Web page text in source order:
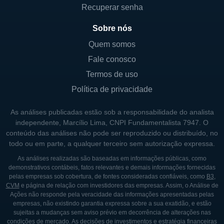
Waterfront no Arizona. A Macerich não
apenas se concentra na ocupação de seus
shoppings, mas também se dedica à
necessidades mutáveis dos consumidores e
tendências de mercado atuais.
A MACERICH HOJE
A Macerich se posiciona como uma das
líderes no setor de shoppings, tendo uma
estratégia que envolve tanto a aquisição de
novos ativos quanto o desenvolvimento de
propriedades existentes. A empresa
frequentemente busca inovações na forma
Recuperar senha
Sobre nós
Quem somos
Fale conosco
Termos de uso
Política de privacidade
As análises publicadas estão sob a responsabilidade do analista
independente, Marcílio Lima, CNPI Fundamentalista 7947. O
conteúdo das análises não pode ser reproduzido ou distribuído, no
todo ou em parte, a qualquer terceiro sem autorização expressa.
As análises realizadas são baseadas em informações públicas, como
demonstrativos contábeis, fatos relevantes e demais informações fornecidas
pelas empresas sob cobertura, de fontes consideradas confiáveis, como B3,
CVM e página de relação com investidores das empresas. Assim, o Análise de
Ações não responde pela veracidade das informações apresentadas pelas
empresas, não existindo garantia expressa sobre a sua exatidão, e estão
sujeitas a mudanças sem aviso prévio em decorrência de alterações nas
condições de mercado. As decisões de investimentos e estratégia financeiras